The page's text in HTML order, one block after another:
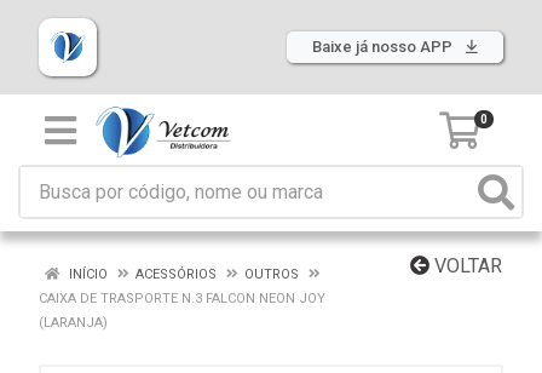
Baixe já nosso APP
0
VOLTAR
INÍCIO ACESSÓRIOS
OUTROS
CAIXA DE TRASPORTE N.3 FALCON NEON JOY
(LARANJA)